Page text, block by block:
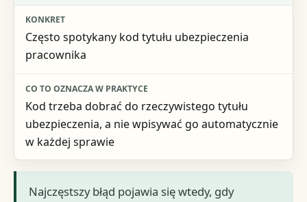
Często spotykany kod tytułu ubezpieczenia
pracownika
Kod trzeba dobrać do rzeczywistego tytułu
ubezpieczenia, a nie wpisywać go automatycznie
w każdej sprawie
Najczęstszy błąd pojawia się wtedy, gdy